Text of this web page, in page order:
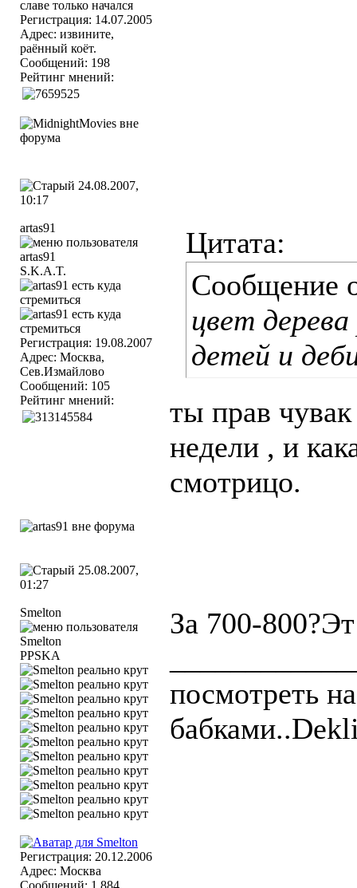
Регистрация: 14.07.2005
Адрес: извините,
раённый коёт.
Сообщений: 198
Рейтинг мнений:
24.08.2007,
10:17
artas91
S.K.A.T.
Регистрация: 19.08.2007
Адрес: Москва,
Сев.Измайлово
Сообщений: 105
Рейтинг мнений:
Цитата:
Сообщение
цвет
детей и
ты прав
недели , и
смотрицо.
25.08.2007,
01:27
Smelton
PPSKA
Регистрация: 20.12.2006
Адрес: Москва
Сообщений: 1,884
За 700-
посмотреть